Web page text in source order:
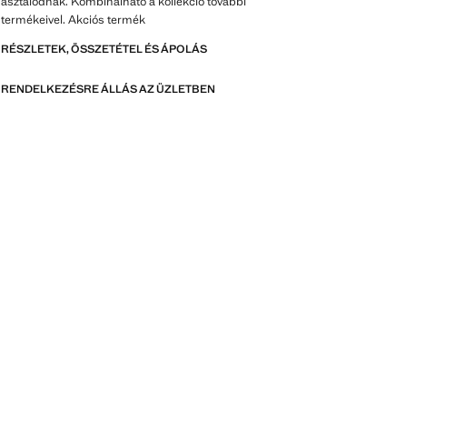
termékeivel. Akciós termék
RÉSZLETEK, ÖSSZETÉTEL ÉS ÁPOLÁS
RENDELKEZÉSRE ÁLLÁS AZ ÜZLETBEN